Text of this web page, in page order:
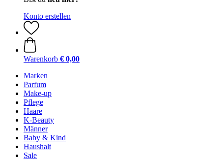
Konto erstellen
Warenkorb € 0,00
Marken
Parfum
Make-up
Pflege
Haare
K-Beauty
Männer
Baby & Kind
Haushalt
Sale